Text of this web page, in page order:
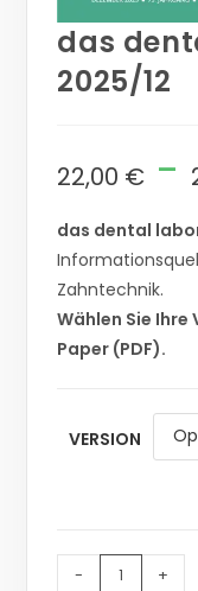
das
2025/12
22,00 € -
das dental
Zahntechnik.
Wählen Sie
Paper (PDF).
VERSION
- +